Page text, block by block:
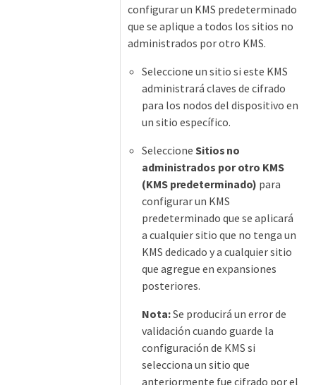
configurar un KMS predeterminado
que se aplique a todos los sitios no
administrados por otro KMS.
Seleccione un sitio si este KMS
administrará claves de cifrado
para los nodos del dispositivo en
un sitio específico.
Seleccione Sitios no
administrados por otro KMS
(KMS predeterminado) para
configurar un KMS
predeterminado que se aplicará
a cualquier sitio que no tenga un
KMS dedicado y a cualquier sitio
que agregue en expansiones
posteriores.
Nota:Se producirá un error de
validación cuando guarde la
configuración de KMS si
selecciona un sitio que
anteriormente fue cifrado por el